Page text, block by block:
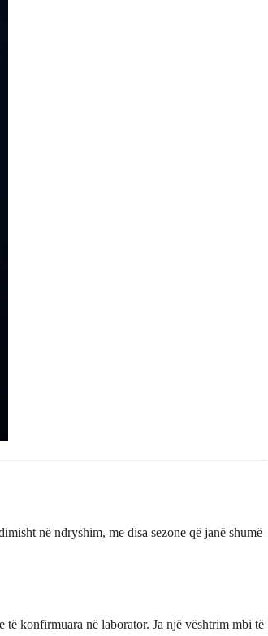
në ndryshim, me disa sezone që janë shumë
konfirmuara në laborator. Ja një vështrim mbi të